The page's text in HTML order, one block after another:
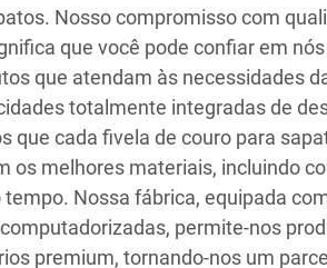
Nosso compromisso com
que você pode confiar em
que atendam às necessidades
totalmente integradas de
que cada fivela de couro para
os melhores materiais, incluindo
Nossa fábrica, equipada
permite-nos
premium, tornando-nos um